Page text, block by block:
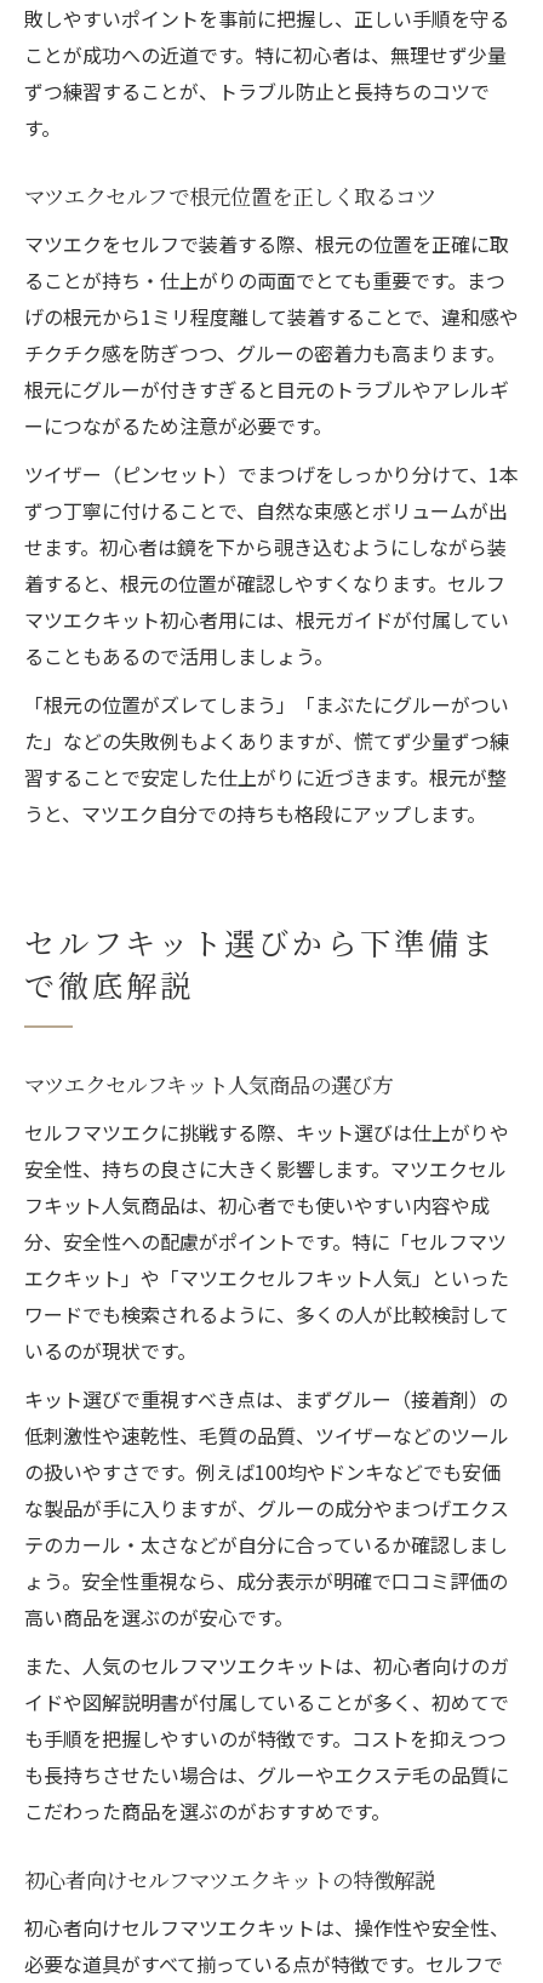
敗しやすいポイントを事前に把握し、正しい手順を守る
ことが成功への近道です。特に初心者は、無理せず少量
ずつ練習することが、トラブル防止と長持ちのコツで
す。
マツエクセルフで根元位置を正しく取るコツ
マツエクをセルフで装着する際、根元の位置を正確に取
ることが持ち・仕上がりの両面でとても重要です。まつ
げの根元から1ミリ程度離して装着することで、違和感や
チクチク感を防ぎつつ、グルーの密着力も高まります。
根元にグルーが付きすぎると目元のトラブルやアレルギ
ーにつながるため注意が必要です。
ツイザー（ピンセット）でまつげをしっかり分けて、1本
ずつ丁寧に付けることで、自然な束感とボリュームが出
せます。初心者は鏡を下から覗き込むようにしながら装
着すると、根元の位置が確認しやすくなります。セルフ
マツエクキット初心者用には、根元ガイドが付属してい
ることもあるので活用しましょう。
「根元の位置がズレてしまう」「まぶたにグルーがつい
た」などの失敗例もよくありますが、慌てず少量ずつ練
習することで安定した仕上がりに近づきます。根元が整
うと、マツエク自分での持ちも格段にアップします。
セルフキット選びから下準備ま
で徹底解説
マツエクセルフキット人気商品の選び方
セルフマツエクに挑戦する際、キット選びは仕上がりや
安全性、持ちの良さに大きく影響します。マツエクセル
フキット人気商品は、初心者でも使いやすい内容や成
分、安全性への配慮がポイントです。特に「セルフマツ
エクキット」や「マツエクセルフキット人気」といった
ワードでも検索されるように、多くの人が比較検討して
いるのが現状です。
キット選びで重視すべき点は、まずグルー（接着剤）の
低刺激性や速乾性、毛質の品質、ツイザーなどのツール
の扱いやすさです。例えば100均やドンキなどでも安価
な製品が手に入りますが、グルーの成分やまつげエクス
テのカール・太さなどが自分に合っているか確認しまし
ょう。安全性重視なら、成分表示が明確で口コミ評価の
高い商品を選ぶのが安心です。
また、人気のセルフマツエクキットは、初心者向けのガ
イドや図解説明書が付属していることが多く、初めてで
も手順を把握しやすいのが特徴です。コストを抑えつつ
も長持ちさせたい場合は、グルーやエクステ毛の品質に
こだわった商品を選ぶのがおすすめです。
初心者向けセルフマツエクキットの特徴解説
初心者向けセルフマツエクキットは、操作性や安全性、
必要な道具がすべて揃っている点が特徴です。セルフで